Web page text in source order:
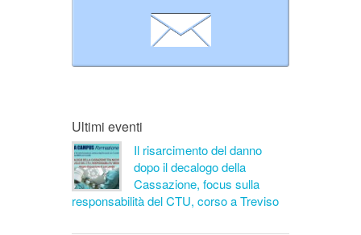
Ultimi eventi
Il risarcimento del danno
dopo il decalogo della
Cassazione, focus sulla
responsabilità del CTU, corso a Treviso